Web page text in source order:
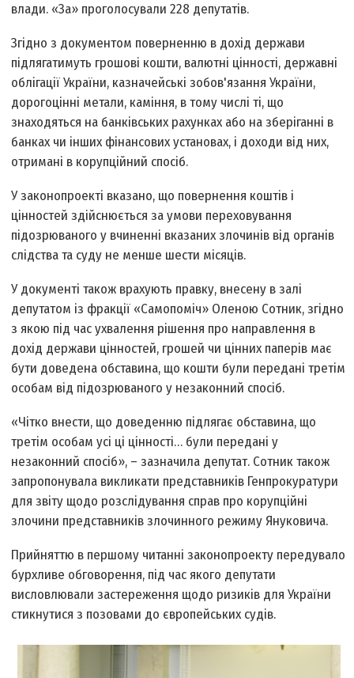
влади. «За» проголосували 228 депутатів.
Згідно з документом поверненню в дохід держави
підлягатимуть грошові кошти, валютні цінності, державні
облігації України, казначейські зобов'язання України,
дорогоцінні метали, каміння, в тому числі ті, що
знаходяться на банківських рахунках або на зберіганні в
банках чи інших фінансових установах, і доходи від них,
отримані в корупційний спосіб.
У законопроекті вказано, що повернення коштів і
цінностей здійснюється за умови переховування
підозрюваного у вчиненні вказаних злочинів від органів
слідства та суду не менше шести місяців.
У документі також врахують правку, внесену в залі
депутатом із фракції «Самопоміч» Оленою Сотник, згідно
з якою під час ухвалення рішення про направлення в
дохід держави цінностей, грошей чи цінних паперів має
бути доведена обставина, що кошти були передані третім
особам від підозрюваного у незаконний спосіб.
«Чітко внести, що доведенню підлягає обставина, що
третім особам усі ці цінності… були передані у
незаконний спосіб», – зазначила депутат. Сотник також
запропонувала викликати представників Генпрокуратури
для звіту щодо розслідування справ про корупційні
злочини представників злочинного режиму Януковича.
Прийняттю в першому читанні законопроекту передувало
бурхливе обговорення, під час якого депутати
висловлювали застереження щодо ризиків для України
стикнутися з позовами до європейських судів.